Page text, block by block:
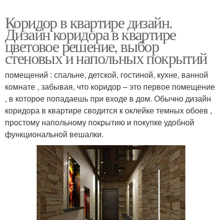
Коридор в квартире дизайн.
Дизайн коридора в квартире
цветовое решение, выбор
стеновых и напольных покрытий
помещений : спальне, детской, гостиной, кухне, ванной
комнате , забывая, что коридор – это первое помещение
, в которое попадаешь при входе в дом. Обычно дизайн
коридора в квартире сводится к оклейке темных обоев ,
простому напольному покрытию и покупке удобной
функциональной вешалки.